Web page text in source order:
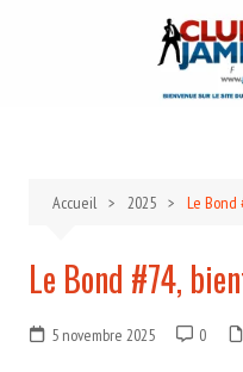
Accueil 2025 Le Bond
Le Bond #74,
5 novembre 2025 0